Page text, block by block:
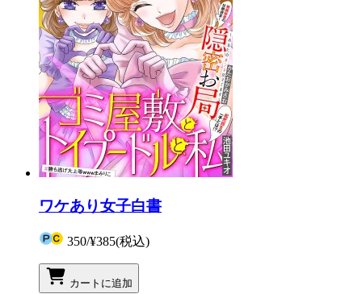
ワケあり女子白書
350/¥385(税込)
カートに追加